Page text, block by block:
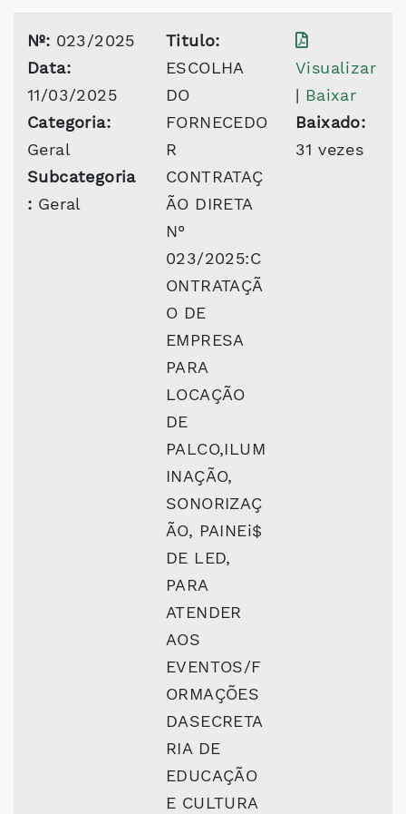
Nº: 023/2025
Data:
11/03/2025
Categoria:
Geral
Subcategoria
: Geral
Titulo:
ESCOLHA
DO
FORNECEDO
R
CONTRATAÇ
ÃO DIRETA
N°
023/2025:C
ONTRATAÇÃ
O DE
EMPRESA
PARA
LOCAÇÃO
DE
PALCO,ILUM
INAÇÃO,
SONORIZAÇ
ÃO, PAINEi$
DE LED,
PARA
ATENDER
AOS
EVENTOS/F
ORMAÇÕES
DASECRETA
RIA DE
EDUCAÇÃO
E CULTURA
Visualizar
| Baixar
Baixado:
31 vezes